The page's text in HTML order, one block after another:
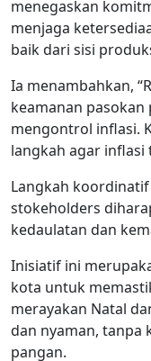
menegaskan
menjaga
baik dari sisi
Ia menambahkan,
keamanan
mengontrol inflasi.
langkah agar inflasi
Langkah
stokeholders
kedaulatan dan
Inisiatif ini
kota untuk
merayakan Natal
dan nyaman, tanpa
pangan.